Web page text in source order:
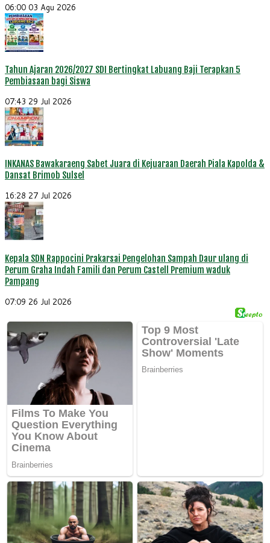
06:00 03 Agu 2026
Tahun Ajaran 2026/2027 SDI Bertingkat Labuang Baji Terapkan 5
Pembiasaan bagi Siswa
07:43 29 Jul 2026
INKANAS Bawakaraeng Sabet Juara di Kejuaraan Daerah Piala Kapolda &
Dansat Brimob Sulsel
16:28 27 Jul 2026
Kepala SDN Rappocini Prakarsai Pengelohan Sampah Daur ulang di
Perum Graha Indah Famili dan Perum Castell Premium waduk
Pampang
07:09 26 Jul 2026